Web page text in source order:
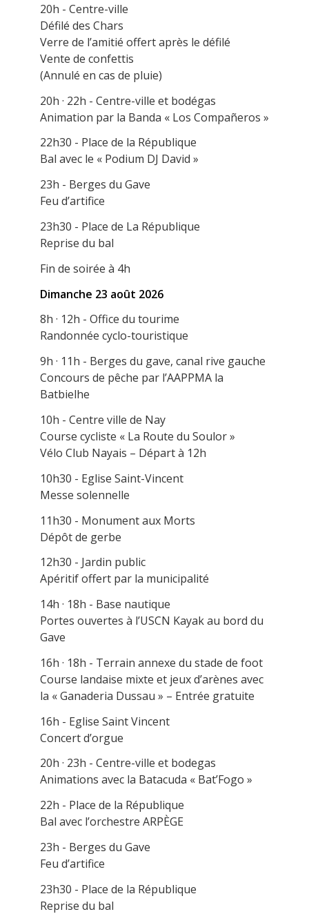
20h - Centre-ville
Défilé des Chars
Verre de l’amitié offert après le défilé
Vente de confettis
(Annulé en cas de pluie)
20h · 22h - Centre-ville et bodégas
Animation par la Banda « Los Compañeros »
22h30 - Place de la République
Bal avec le « Podium DJ David »
23h - Berges du Gave
Feu d’artifice
23h30 - Place de La République
Reprise du bal
Fin de soirée à 4h
Dimanche 23 août 2026
8h · 12h - Office du tourime
Randonnée cyclo-touristique
9h · 11h - Berges du gave, canal rive gauche
Concours de pêche par l’AAPPMA la
Batbielhe
10h - Centre ville de Nay
Course cycliste « La Route du Soulor »
Vélo Club Nayais – Départ à 12h
10h30 - Eglise Saint-Vincent
Messe solennelle
11h30 - Monument aux Morts
Dépôt de gerbe
12h30 - Jardin public
Apéritif offert par la municipalité
14h · 18h - Base nautique
Portes ouvertes à l’USCN Kayak au bord du
Gave
16h · 18h - Terrain annexe du stade de foot
Course landaise mixte et jeux d’arènes avec
la « Ganaderia Dussau » – Entrée gratuite
16h - Eglise Saint Vincent
Concert d’orgue
20h · 23h - Centre-ville et bodegas
Animations avec la Batacuda « Bat’Fogo »
22h - Place de la République
Bal avec l’orchestre ARPÈGE
23h - Berges du Gave
Feu d’artifice
23h30 - Place de la République
Reprise du bal